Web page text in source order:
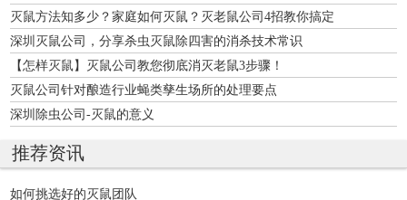
灭鼠方法知多少？家庭如何灭鼠？灭老鼠公司4招教你搞定
深圳灭鼠公司，分享杀虫灭鼠除四害的消杀技术常识
【怎样灭鼠】灭鼠公司教您彻底消灭老鼠3步骤！
灭鼠公司针对酿造行业蝇类孳生场所的处理要点
深圳除虫公司-灭鼠的意义
推荐资讯
如何挑选好的灭鼠团队